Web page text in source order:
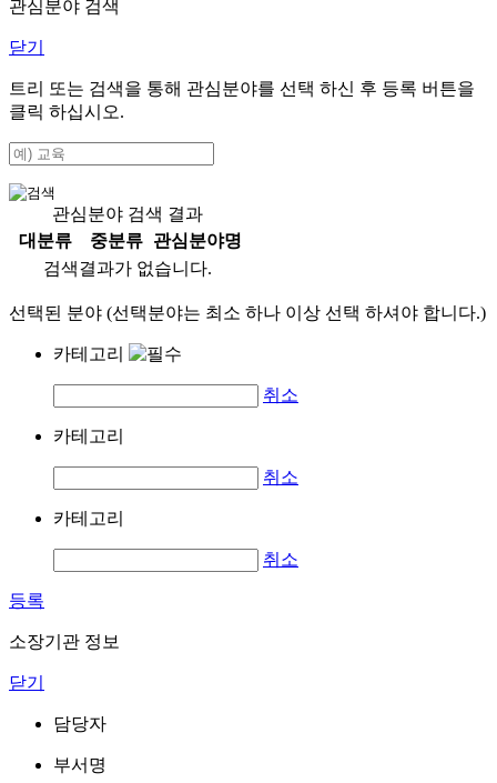
관심분야 검색
닫기
트리 또는 검색을 통해 관심분야를 선택 하신 후 등록 버튼을
클릭 하십시오.
관심분야 검색 결과
대분류
중분류
관심분야명
검색결과가 없습니다.
선택된 분야 (선택분야는 최소 하나 이상 선택 하셔야 합니다.)
카테고리
취소
카테고리
취소
카테고리
취소
등록
소장기관 정보
닫기
담당자
부서명